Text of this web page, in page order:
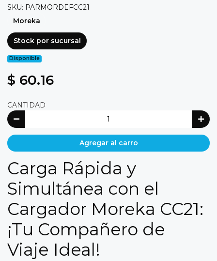
SKU: PARMORDEFCC21
Moreka
Stock por sucursal
Disponible
$ 60.16
CANTIDAD
Agregar al carro
Carga Rápida y
Simultánea con el
Cargador Moreka CC21:
¡Tu Compañero de
Viaje Ideal!